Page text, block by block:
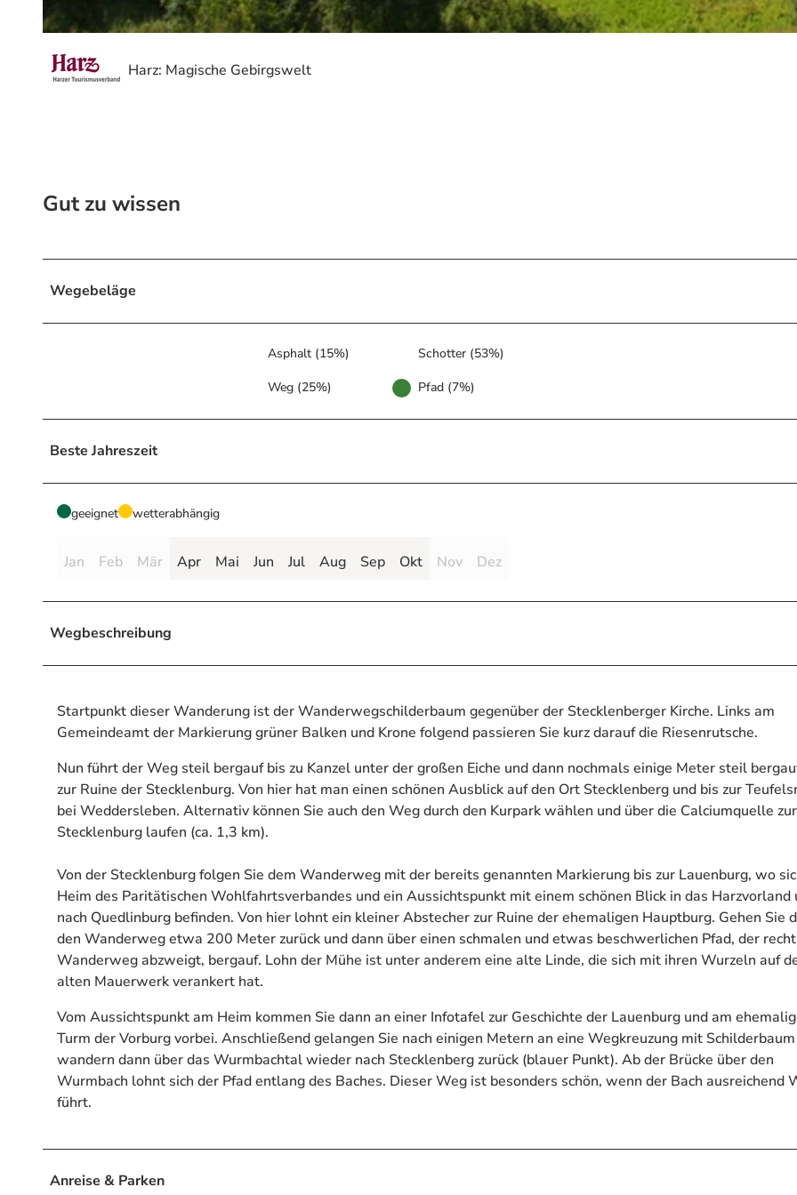
Harz: Magische Gebirgswelt
Gut zu wissen
Wegebeläge
Asphalt (15%) Schotter (53%)
Weg (25%) Pfad (7%)
Beste Jahreszeit
geeignet wetterabhängig
Jan Feb Mär Apr Mai Jun Jul Aug Sep Okt Nov Dez
Wegbeschreibung
Startpunkt dieser Wanderung ist der Wanderwegschilderbaum gegenüber der Stecklenberger Kirche. Links am
Gemeindeamt der Markierung grüner Balken und Krone folgend passieren Sie kurz darauf die Riesenrutsche.
Nun führt der Weg steil bergauf bis zu Kanzel unter der großen Eiche und dann nochmals einige Meter steil
zur Ruine der Stecklenburg. Von hier hat man einen schönen Ausblick auf den Ort Stecklenberg und bis zur
bei Weddersleben. Alternativ können Sie auch den Weg durch den Kurpark wählen und über die Calciumquelle zur
Stecklenburg laufen (ca. 1,3 km).
Von der Stecklenburg folgen Sie dem Wanderweg mit der bereits genannten Markierung bis zur Lauenburg, wo
Heim des Paritätischen Wohlfahrtsverbandes und ein Aussichtspunkt mit einem schönen Blick in das Harzvorland
nach Quedlinburg befinden. Von hier lohnt ein kleiner Abstecher zur Ruine der ehemaligen Hauptburg. Gehen Sie
den Wanderweg etwa 200 Meter zurück und dann über einen schmalen und etwas beschwerlichen Pfad, der
Wanderweg abzweigt, bergauf. Lohn der Mühe ist unter anderem eine alte Linde, die sich mit ihren Wurzeln auf
alten Mauerwerk verankert hat.
Vom Aussichtspunkt am Heim kommen Sie dann an einer Infotafel zur Geschichte der Lauenburg und am
Turm der Vorburg vorbei. Anschließend gelangen Sie nach einigen Metern an eine Wegkreuzung mit
wandern dann über das Wurmbachtal wieder nach Stecklenberg zurück (blauer Punkt). Ab der Brücke über den
Wurmbach lohnt sich der Pfad entlang des Baches. Dieser Weg ist besonders schön, wenn der Bach ausreichend
führt.
Anreise & Parken